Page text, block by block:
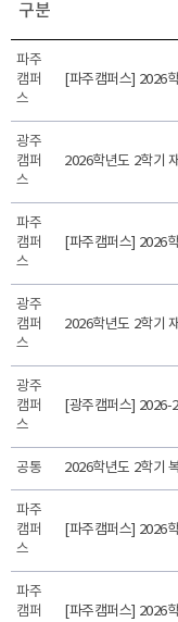
구분
파주
캠퍼
스
광주
캠퍼
스
2026학년도 2학기
파주
캠퍼
스
광주
캠퍼
스
2026학년도 2학기
광주
캠퍼
스
공통 2026학년도 2학기
파주
캠퍼
스
파주
캠퍼
[파주캠퍼스] 2026